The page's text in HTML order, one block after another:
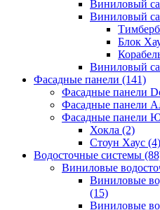
Виниловый
Виниловый
Блок
Виниловый
Фасадные панели (141)
Фасадные панели
Фасадные панели
Фасадные панели
Хокла (2)
Стоун Хаус (4)
Водосточные системы
Виниловые
Виниловые
(15)
Виниловые